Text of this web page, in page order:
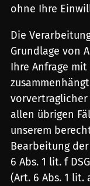
ohne Ihre
Die
Grundlage von
Ihre Anfrage
allen übrigen
unserem
Bearbeitung
6 Abs. 1 lit. f
(Art. 6 Abs. 1 lit.